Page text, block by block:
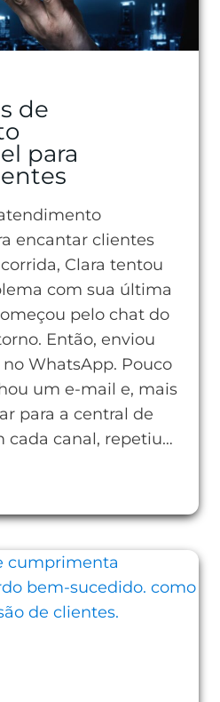
de
para
encantar clientes
Clara tentou
com sua última
pelo chat do
Então, enviou
WhatsApp. Pouco
um e-mail e, mais
para a central de
cada canal, repetiu…